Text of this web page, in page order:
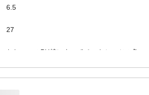
6.5
27
おしっこのPH値によってペットシーツの色